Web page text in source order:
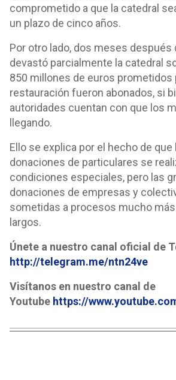
comprometido a que la catedral
un plazo de cinco años.
Por otro lado, dos meses después
devastó parcialmente la catedral
850 millones de euros prometidos
restauración fueron abonados, si
autoridades cuentan con que los
llegando.
Ello se explica por el hecho de
donaciones de particulares se
condiciones especiales, pero las
donaciones de empresas y
sometidas a procesos mucho
largos.
Únete a nuestro canal oficial de
http://telegram.me/ntn24ve
Visítanos en nuestro canal de
Youtube https://